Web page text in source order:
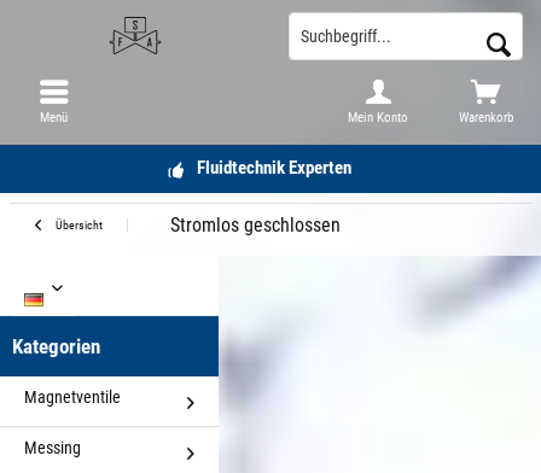
Fluidtechnik Experten
Warenkorb
Mein Konto
Menü
Übersicht Stromlos geschlossen
Kategorien
Magnetventile
Messing